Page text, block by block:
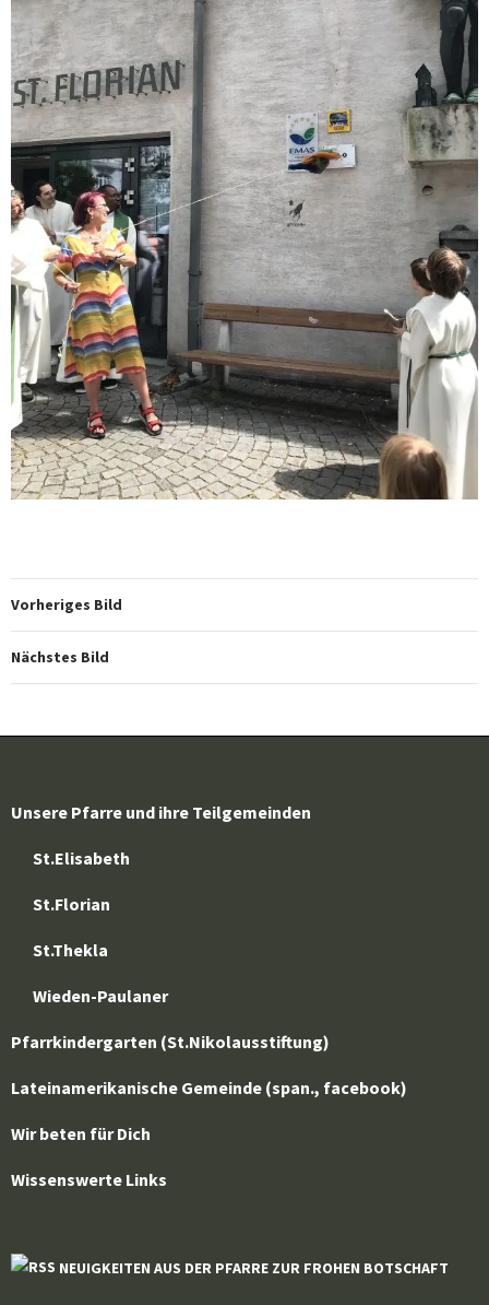
Vorheriges Bild
Nächstes Bild
Unsere Pfarre und ihre Teilgemeinden
St.Elisabeth
St.Florian
St.Thekla
Wieden-Paulaner
Pfarrkindergarten (St.Nikolausstiftung)
Lateinamerikanische Gemeinde (span., facebook)
Wir beten für Dich
Wissenswerte Links
NEUIGKEITEN AUS DER PFARRE ZUR FROHEN BOTSCHAFT